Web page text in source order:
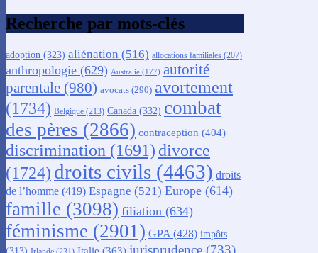
Recherche par mots-clés
adoption (323) aliénation (516) allocations familiales (207)
anthropologie (629) Australie (177) autorité
parentale (980) avocats (290) avortement
(1734) Belgique (213) Canada (332) combat
des pères (2866) contraception (404)
discrimination (1691) divorce
(1724) droits civils (4463) droits
de l’homme (419) Espagne (521) Europe (614)
famille (3098) filiation (634)
féminisme (2901) GPA (428) impôts
Italie (363) jurisprudence (733)